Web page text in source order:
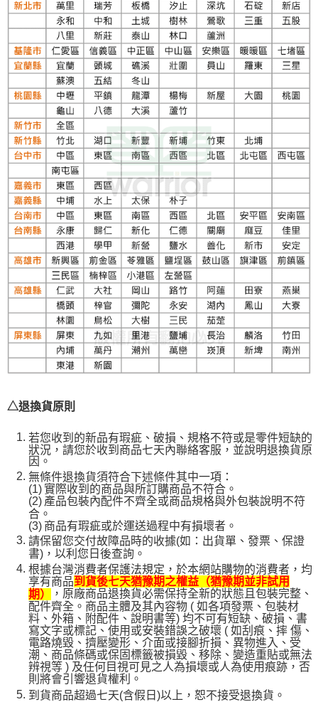
△退換貨原則
若您收到的新品有瑕疵、破損、規格不符或是零件短缺的
狀況，請您於收到商品七天內聯絡客服，並說明退換貨原
因。
無條件退換貨須符合下述條件其中一項：
(1)實際收到的商品與所訂購商品不符合。
(2) 產品包裝內配件不齊全或商品規格與外包裝說明不符
合。
(3) 商品有瑕疵或於運送過程中有損壞者。
請保留您交付故障品時的收據(如：出貨單、發票、保證
書)，以利您日後查詢。
根據台灣消費者保護法規定，於本網站購物的消費者，均
享有商品到貨後七天猶豫期之權益（猶豫期並非試用
期）
，原廠商品退換貨必需保持全新的狀態且包裝完整、
配件齊全。商品主體及其內容物 ( 如各項發票、包裝材
料、外箱、附配件、說明書等) 均不可有短缺、破損、書
寫文字或標記、使用或安裝錯誤之破壞 ( 如刮痕、摔 傷、
電路燒毀、擠壓變形、介面或接腳折損、異物進入、受
潮、商品條碼或保固標籤被損毀、移除、變造重貼或無法
辨視等 ) 及任何目視可見之人為損壞或人為使用痕跡，否
則將會引響退貨權利。
到貨商品超過七天(含假日)以上，恕不接受退換貨。